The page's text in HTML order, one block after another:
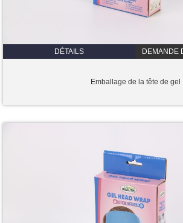
DÉTAILS DEMANDE
Emballage de la tête de gel